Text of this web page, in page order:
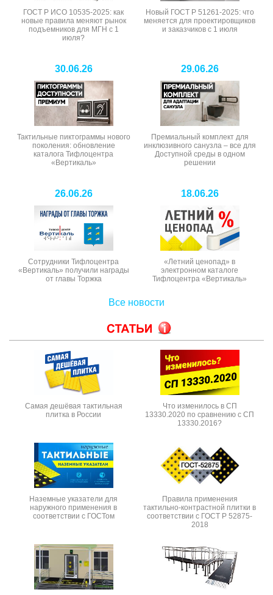
ГОСТ Р ИСО 10535-2025: как
новые правила меняют рынок
подъемников для МГН с 1
июля?
Новый ГОСТ Р 51261-2025: что
меняется для проектировщиков
и заказчиков с 1 июля
30.06.26
Тактильные пиктограммы нового
поколения: обновление
каталога Тифлоцентра
«Вертикаль»
29.06.26
Премиальный комплект для
инклюзивного санузла – все для
Доступной среды в одном
решении
26.06.26
Сотрудники Тифлоцентра
«Вертикаль» получили награды
от главы Торжка
18.06.26
«Летний ценопад» в
электронном каталоге
Тифлоцентра «Вертикаль»
Все новости
Самая дешёвая тактильная
плитка в России
Что изменилось в СП
13330.2020 по сравнению с СП
13330.2016?
Наземные указатели для
наружного применения в
соответствии с ГОСТом
Правила применения
тактильно-контрастной плитки в
соответствии с ГОСТ Р 52875-
2018